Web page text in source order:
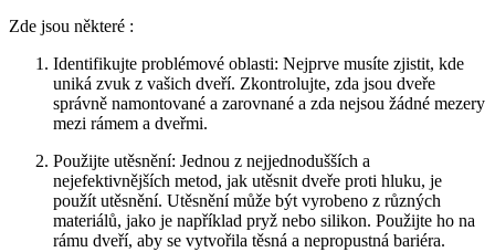
Zde jsou některé :
Identifikujte problémové oblasti: Nejprve ⁢musíte zjistit, kde
uniká zvuk z vašich dveří. Zkontrolujte, ⁢zda ​jsou dveře
správně namontované a‍ zarovnané a zda nejsou žádné mezery
mezi rámem a dveřmi.
Použijte utěsnění:⁣ Jednou z​ nejjednodušších a
nejefektivnějších metod, jak utěsnit dveře proti‌ hluku,​ je
použít utěsnění. Utěsnění může být vyrobeno z různých
materiálů, jako ‍je například pryž nebo silikon. ⁤Použijte ho na
rámu dveří, aby se vytvořila těsná a nepropustná bariéra.